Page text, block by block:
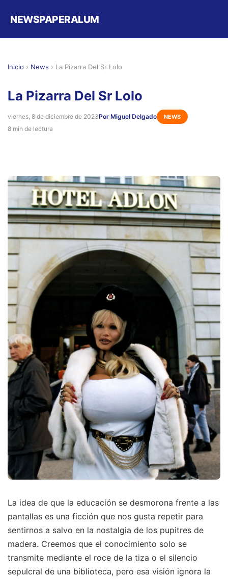
NEWSPAPERALUM
Inicio › News › La Pizarra Del Sr Lolo
La Pizarra Del Sr Lolo
viernes, 8 de diciembre de 2023Por Miguel Delgado NEWS
8 min de lectura
La idea de que la educación se desmorona frente a las
pantallas es una ficción que nos gusta repetir para
sentirnos a salvo en la nostalgia de los pupitres de
madera. Creemos que el conocimiento solo se
transmite mediante el roce de la tiza o el silencio
sepulcral de una biblioteca, pero esa visión ignora la